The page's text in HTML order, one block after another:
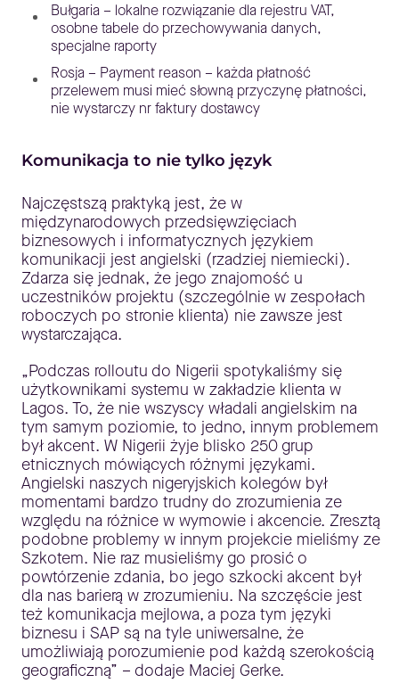
Bułgaria – lokalne rozwiązanie dla rejestru VAT,
osobne tabele do przechowywania danych,
specjalne raporty
Rosja – Payment reason – każda płatność
przelewem musi mieć słowną przyczynę płatności,
nie wystarczy nr faktury dostawcy
Komunikacja to nie tylko język
Najczęstszą praktyką jest, że w
międzynarodowych przedsięwzięciach
biznesowych i informatycznych językiem
komunikacji jest angielski (rzadziej niemiecki).
Zdarza się jednak, że jego znajomość u
uczestników projektu (szczególnie w zespołach
roboczych po stronie klienta) nie zawsze jest
wystarczająca.
„Podczas rolloutu do Nigerii spotykaliśmy się
użytkownikami systemu w zakładzie klienta w
Lagos. To, że nie wszyscy władali angielskim na
tym samym poziomie, to jedno, innym problemem
był akcent. W Nigerii żyje blisko 250 grup
etnicznych mówiących różnymi językami.
Angielski naszych nigeryjskich kolegów był
momentami bardzo trudny do zrozumienia ze
względu na różnice w wymowie i akcencie. Zresztą
podobne problemy w innym projekcie mieliśmy ze
Szkotem. Nie raz musieliśmy go prosić o
powtórzenie zdania, bo jego szkocki akcent był
dla nas barierą w zrozumieniu. Na szczęście jest
też komunikacja mejlowa, a poza tym języki
biznesu i SAP są na tyle uniwersalne, że
umożliwiają porozumienie pod każdą szerokością
geograficzną” – dodaje Maciej Gerke.